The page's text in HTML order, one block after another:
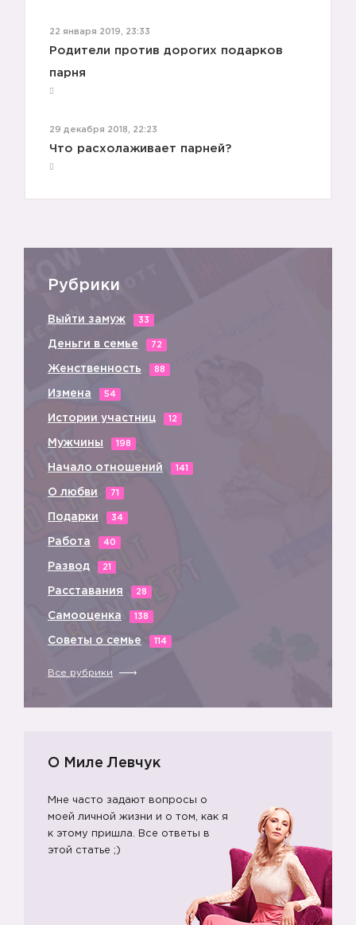
22 января 2019, 23:33
Родители против дорогих подарков
парня
29 декабря 2018, 22:23
Что расхолаживает парней?
Рубрики
Выйти замуж 33
Деньги в семье 72
Женственность 88
Измена 54
Истории участниц 12
Мужчины 198
Начало отношений 141
О любви 71
Подарки 34
Работа 40
Развод 21
Расставания 28
Самооценка 138
Советы о семье 114
Все рубрики
О Миле Левчук
Мне часто задают вопросы о
моей личной жизни и о том, как я
к этому пришла. Все ответы в
этой статье ;)